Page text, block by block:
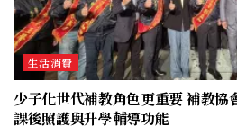
生活消費
少子化世代補教角色更重要 補教協
課後照護與升學輔導功能